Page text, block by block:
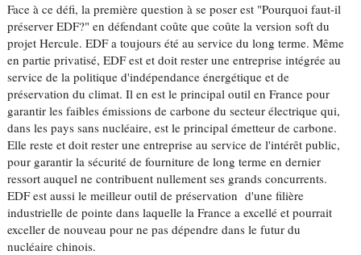
Face à ce défi, la première question à se poser est "Pourquoi faut-il
préserver EDF?" en défendant coûte que coûte la version soft du
projet Hercule. EDF a toujours été au service du long terme. Même
en partie privatisé, EDF est et doit rester une entreprise intégrée au
service de la politique d'indépendance énergétique et de
préservation du climat. Il en est le principal outil en France pour
garantir les faibles émissions de carbone du secteur électrique qui,
dans les pays sans nucléaire, est le principal émetteur de carbone.
Elle reste et doit rester une entreprise au service de l'intérêt public,
pour garantir la sécurité de fourniture de long terme en dernier
ressort auquel ne contribuent nullement ses grands concurrents.
EDF est aussi le meilleur outil de préservation d'une filière
industrielle de pointe dans laquelle la France a excellé et pourrait
exceller de nouveau pour ne pas dépendre dans le futur du
nucléaire chinois.